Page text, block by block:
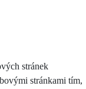
stránek
stránkami tím,